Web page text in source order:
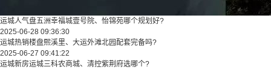
运城人气盘五洲幸福城壹号院、怡锦苑哪个规划好?
2025-06-28 09:36:30
运城热销楼盘熙溪里、大运外滩北园配套完备吗?
2025-06-27 09:41:22
运城新房运城三科农商城、清控紫荆府选哪个?